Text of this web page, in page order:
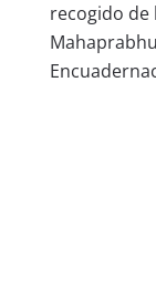
recogido de